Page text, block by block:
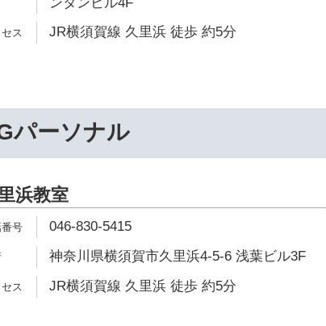
JR横須賀線 久里浜 徒歩 約5分
パーソナル
浜教室
046-830-5415
神奈川県横須賀市久里浜4-5-6 浅葉ビル3F
JR横須賀線 久里浜 徒歩 約5分